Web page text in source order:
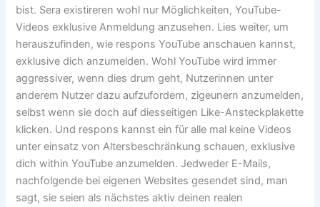
bist. Sera existireren wohl nur Möglichkeiten, YouTube-
Videos exklusive Anmeldung anzusehen. Lies weiter, um
herauszufinden, wie respons YouTube anschauen kannst,
exklusive dich anzumelden. Wohl YouTube wird immer
aggressiver, wenn dies drum geht, Nutzerinnen unter
anderem Nutzer dazu aufzufordern, zigeunern anzumelden,
selbst wenn sie doch auf diesseitigen Like-Ansteckplakette
klicken. Und respons kannst ein für alle mal keine Videos
unter einsatz von Altersbeschränkung schauen, exklusive
dich within YouTube anzumelden. Jedweder E-Mails,
nachfolgende bei eigenen Websites gesendet sind, man
sagt, sie seien als nächstes aktiv deinen realen